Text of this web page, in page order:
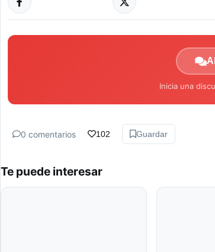
Inicia una
0 comentarios 102 Guardar
Te puede interesar